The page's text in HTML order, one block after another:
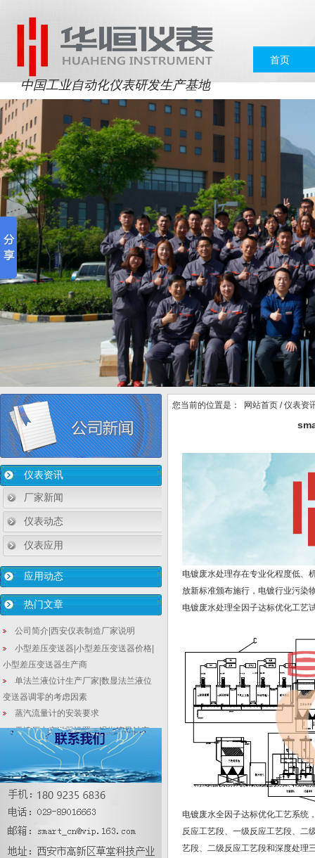
中国工业自动化仪表研发生产基地
首页
仪表资讯
厂家新闻
仪表动态
仪表应用
应用动态
热门文章
公司简介|西安仪表制造厂家说明
小型差压变送器|小型差压变送器价格|
小型差压变送器生产商
单法兰液位计生产厂家|数显法兰液位
变送器调零的考虑因素
蒸汽流量计的安装要求
天津压力变送器设置，涡街流量计安
装注意事项！|液位变送器生产
smart压力表送器:工况应用与表示介
绍（精要）
华恒智造：国产变送器在市政排水应
用中分区划分精度的探讨
侧装式差压变送器_在线式磁翻板液位
计安装特点
您当前的位置是： 网站首页 /仪表资
电镀废水处理存在专业化程度低、
放新标准颁布施行，电镀行业污染
电镀废水处理全因子达标优化工艺
电镀废水全因子达标优化工艺系统
反应工艺段、一级反应工艺段、二
艺段、二级反应工艺段和深度处理